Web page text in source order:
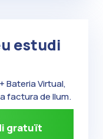
estudi
Bateria Virtual,
factura de llum.
gratuït